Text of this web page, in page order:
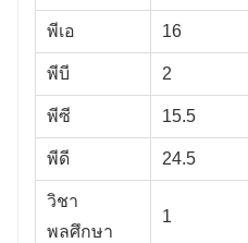
พีเอ 16
พีบี 2
พีซี 15.5
พีดี 24.5
วิชา
พลศึกษา
1